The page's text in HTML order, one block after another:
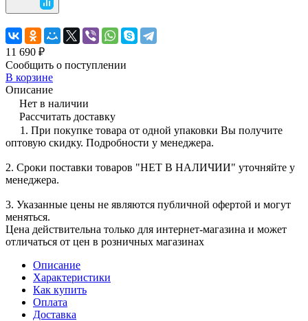
11 690 ₽
Сообщить о поступлении
В корзине
Описание
Нет в наличии
Рассчитать доставку
1. При покупке товара от одной упаковки Вы получите
оптовую скидку. Подробности у менеджера.
2. Сроки поставки товаров "НЕТ В НАЛИЧИИ" уточняйте у
менеджера.
3. Указанные цены не являются публичной офертой и могут
меняться.
Цена действительна только для интернет-магазина и может
отличаться от цен в розничных магазинах
Описание
Характеристики
Как купить
Оплата
Доставка